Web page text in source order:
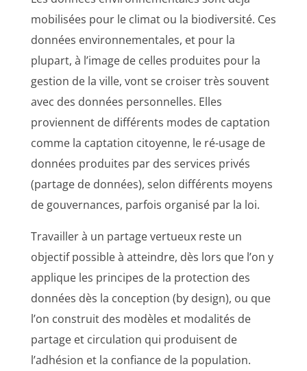
mobilisées pour le climat ou la biodiversité. Ces
données environnementales, et pour la
plupart, à l’image de celles produites pour la
gestion de la ville, vont se croiser très souvent
avec des données personnelles. Elles
proviennent de différents modes de captation
comme la captation citoyenne, le ré-usage de
données produites par des services privés
(partage de données), selon différents moyens
de gouvernances, parfois organisé par la loi.
Travailler à un partage vertueux reste un
objectif possible à atteindre, dès lors que l’on y
applique les principes de la protection des
données dès la conception (by design), ou que
l’on construit des modèles et modalités de
partage et circulation qui produisent de
l’adhésion et la confiance de la population.